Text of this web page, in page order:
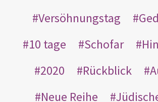
Versöhnungstag
10 tage
Schofar
2020
Rückblick
Neue Reihe